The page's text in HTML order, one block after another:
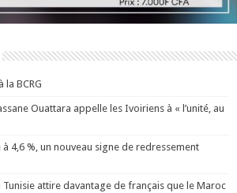
la BCRG
Ouattara appelle les Ivoiriens à « l’unité, au
4,6 %, un nouveau signe de redressement
attire davantage de français que le Maroc